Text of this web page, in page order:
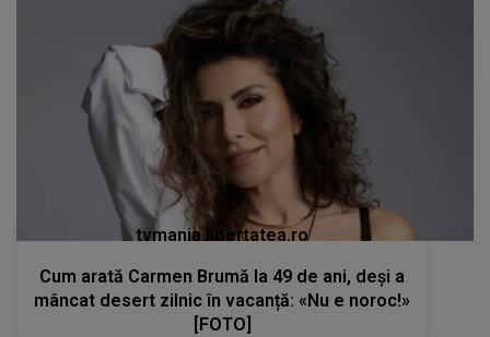
tvmania.libertatea.ro
Cum arată Carmen Brumă la 49 de ani, deși a
mâncat desert zilnic în vacanță: «Nu e noroc!»
[FOTO]